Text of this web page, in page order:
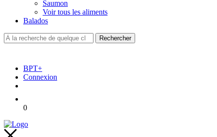
Saumon
Voir tous les aliments
Balados
BPT+
Connexion
0